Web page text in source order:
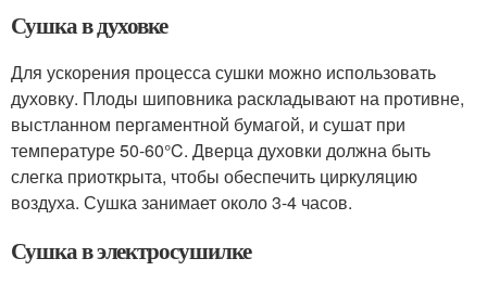
Сушка в духовке
Для ускорения процесса сушки можно использовать
духовку. Плоды шиповника раскладывают на противне,
выстланном пергаментной бумагой, и сушат при
температуре 50-60°C. Дверца духовки должна быть
слегка приоткрыта, чтобы обеспечить циркуляцию
воздуха. Сушка занимает около 3-4 часов.
Сушка в электросушилке